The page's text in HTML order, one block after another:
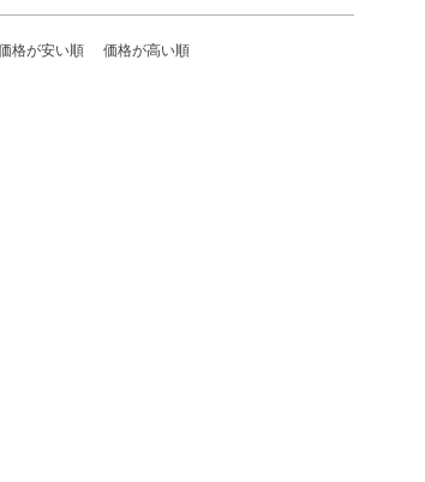
格が安い順 価格が高い順